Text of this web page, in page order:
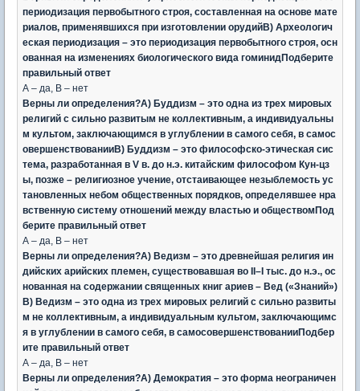
периодизация первобытного строя, составленная на основе мате
риалов, применявшихся при изготовлении орудийВ) Археологич
еская периодизация – это периодизация первобытного строя, осн
ованная на изменениях биологического вида гоминидПодберите
правильный ответ
А – да, В – нет
Верны ли определения?А) Буддизм – это одна из трех мировых
религий с сильно развитым не коллективным, а индивидуальны
м культом, заключающимся в углублении в самого себя, в самос
овершенствованииВ) Буддизм – это философско-этическая сис
тема, разработанная в V в. до н.э. китайским философом Кун-цз
ы, позже – религиозное учение, отстаивающее незыблемость ус
тановленных небом общественных порядков, определявшее нра
вственную систему отношений между властью и обществомПод
берите правильный ответ
А – да, В – нет
Верны ли определения?А) Ведизм – это древнейшая религия ин
дийских арийских племен, существовавшая во II–I тыс. до н.э., ос
нованная на содержании священных книг ариев – Вед («Знаний»)
В) Ведизм – это одна из трех мировых религий с сильно развиты
м не коллективным, а индивидуальным культом, заключающимс
я в углублении в самого себя, в самосовершенствованииПодбер
ите правильный ответ
А – да, В – нет
Верны ли определения?А) Демократия – это форма неограничен